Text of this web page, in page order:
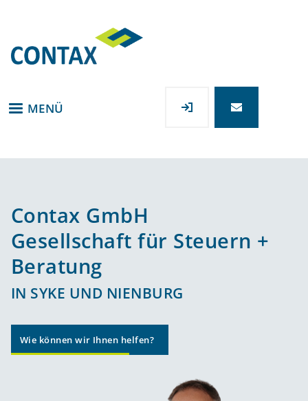
MENÜ
Contax GmbH
Gesellschaft für Steuern +
Beratung
IN SYKE UND NIENBURG
Wie können wir Ihnen helfen?